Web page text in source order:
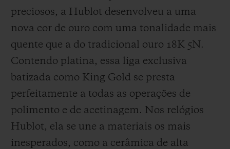
preciosos, a Hublot desenvolveu a uma
nova cor de ouro com uma tonalidade mais
quente que a do tradicional ouro 18K 5N.
Contendo platina, essa liga exclusiva
batizada como King Gold se presta
perfeitamente a todas as operações de
polimento e de acetinagem. Nos relógios
Hublot, ela se une a materiais os mais
inesperados, como a cerâmica de alta